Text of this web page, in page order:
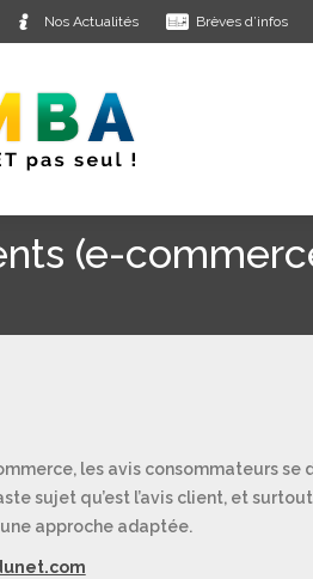
Nos Actualités Brèves d’infos
(e-
les avis consommateurs
sujet qu’est l’avis client, et
approche adaptée.